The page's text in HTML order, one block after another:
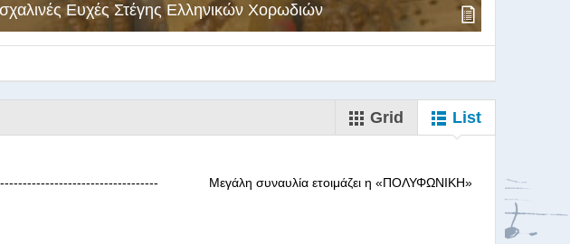
Ευχές Στέγης Ελληνικών Χορωδιών
Grid List
Μεγάλη συναυλία ετοιμάζει η «ΠΟΛΥΦΩΝΙΚΗ»